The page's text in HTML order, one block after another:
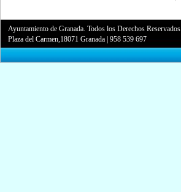
Ayuntamiento de Granada. Todos los Derechos Reservados.
Plaza del Carmen,18071 Granada |958 539 697